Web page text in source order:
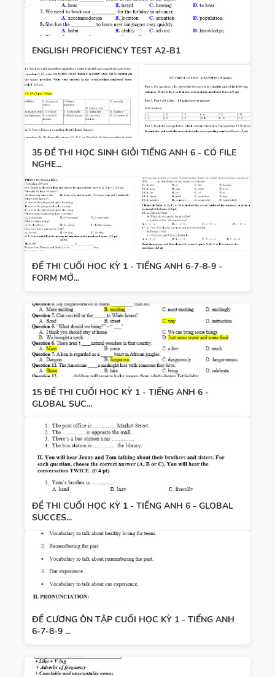
ENGLISH PROFICIENCY TEST A2-B1
35 ĐỀ THI HỌC SINH GIỎI TIẾNG ANH 6 - CÓ FILE
NGHE...
ĐỀ THI CUỐI HỌC KỲ 1 - TIẾNG ANH 6-7-8-9 -
FORM MỚ...
15 ĐỀ THI CUỐI HỌC KỲ 1 - TIẾNG ANH 6 -
GLOBAL SUC...
ĐỀ THI CUỐI HỌC KỲ 1 - TIẾNG ANH 6 - GLOBAL
SUCCES...
ĐỀ CƯƠNG ÔN TẬP CUỐI HỌC KỲ 1 - TIẾNG ANH
6-7-8-9 ...